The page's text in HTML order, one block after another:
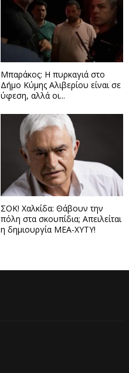
Μπαράκος: Η πυρκαγιά στο
Δήμο Κύμης Αλιβερίου είναι σε
ύφεση, αλλά οι...
ΣΟΚ! Χαλκίδα: Θάβουν την
πόλη στα σκουπίδια; Απειλείται
η δημιουργία ΜΕΑ-ΧΥΤΥ!